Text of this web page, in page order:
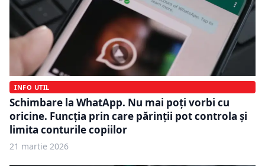
INFO UTIL
Schimbare la WhatApp. Nu mai poți vorbi cu
oricine. Funcția prin care părinții pot controla și
limita conturile copiilor
21 martie 2026